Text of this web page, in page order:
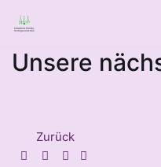
Inhalt
Unsere
Zurück